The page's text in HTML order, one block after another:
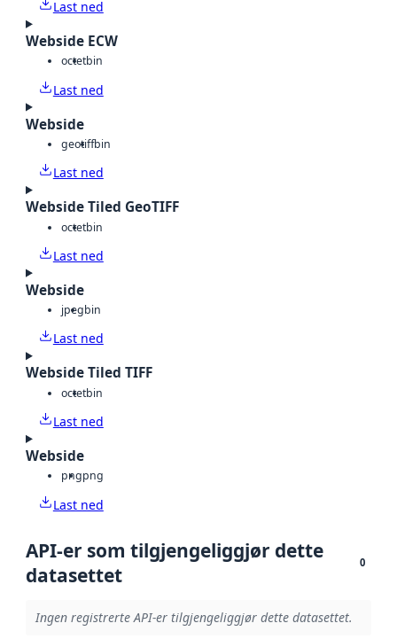
Last ned
Webside ECW
octetbin
Last ned
Webside
geotiffbin
Last ned
Webside Tiled GeoTIFF
octetbin
Last ned
Webside
jpegbin
Last ned
Webside Tiled TIFF
octetbin
Last ned
Webside
pngpng
Last ned
API-er som tilgjengeliggjør dette
datasettet
0
Ingen registrerte API-er tilgjengeliggjør dette datasettet.